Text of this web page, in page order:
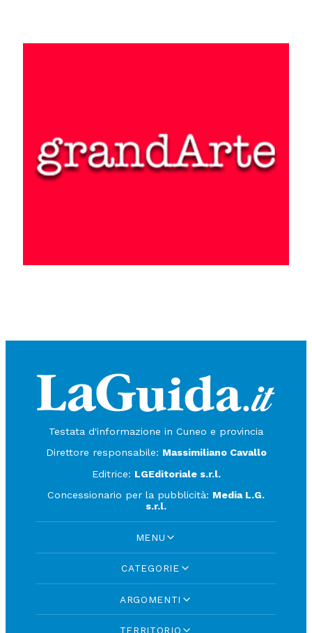
Testata d'informazione in Cuneo e provincia
Direttore responsabile: Massimiliano Cavallo
Editrice: LGEditoriale s.r.l.
Concessionario per la pubblicità: Media L.G.
s.r.l.
MENU
CATEGORIE
ARGOMENTI
TERRITORIO